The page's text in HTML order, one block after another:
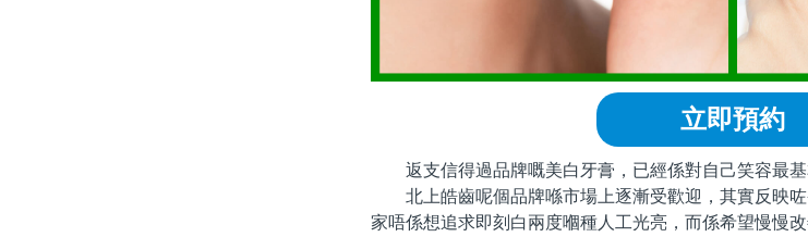
立即預約
返支信得過品牌嘅美白牙膏，已經係對自己笑容最基
北上皓齒呢個品牌喺市場上逐漸受歡迎，其實反映咗
家唔係想追求即刻白兩度嗰種人工光亮，而係希望慢慢